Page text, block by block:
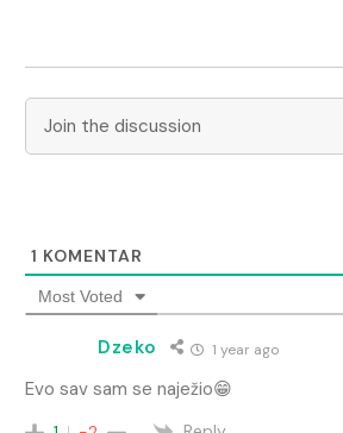
1 KOMENTAR
Most Voted
Dzeko 1 year ago
Evo sav sam se naježio😁